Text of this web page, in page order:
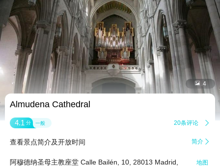
 4
Almudena Cathedral
4.1 分 一般 20条评论 
查看景点简介及开放时间 简介 
阿穆德纳圣母主教座堂 Calle Bailén, 10, 28013 Madrid,
地图
